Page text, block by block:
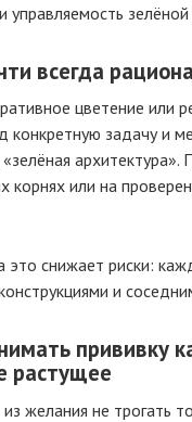
управляемость
всегда
цветение или
конкретную задачу и
корнях или на
это снижает риски:
и
прививку
растущее
желания не трогать